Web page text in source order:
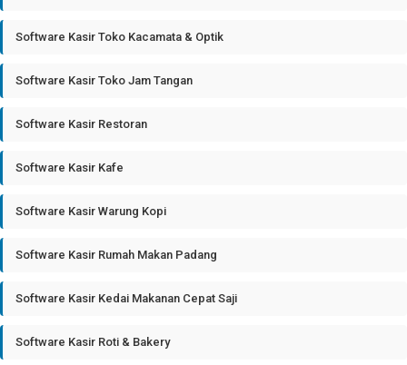
Software Kasir Toko Kacamata & Optik
Software Kasir Toko Jam Tangan
Software Kasir Restoran
Software Kasir Kafe
Software Kasir Warung Kopi
Software Kasir Rumah Makan Padang
Software Kasir Kedai Makanan Cepat Saji
Software Kasir Roti & Bakery